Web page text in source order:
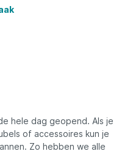
hele dag geopend. Als je
of accessoires kun je
Zo hebben we alle